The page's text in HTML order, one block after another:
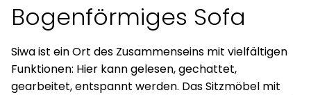
Bogenförmiges Sofa
Siwa ist ein Ort des Zusammenseins mit vielfältigen
Funktionen: Hier kann gelesen, gechattet,
gearbeitet, entspannt werden. Das Sitzmöbel mit